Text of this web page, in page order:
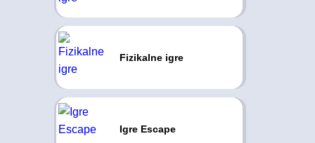
Fizikalne igre
Igre Escape